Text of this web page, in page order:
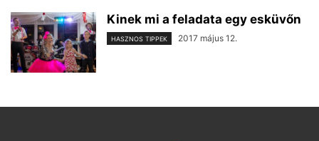
Kinek mi a feladata egy esküvőn
HASZNOS TIPPEK 2017 május 12.